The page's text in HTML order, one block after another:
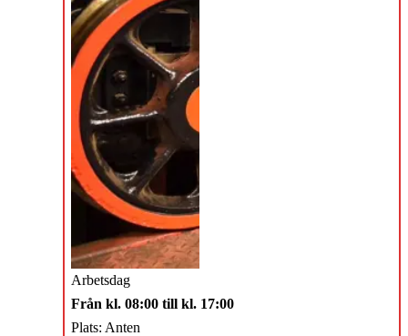
Arbetsdag
Från kl. 08:00 till kl. 17:00
Plats: Anten